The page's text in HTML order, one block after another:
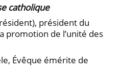
catholique
président du
promotion de l’unité des
Évêque émérite de